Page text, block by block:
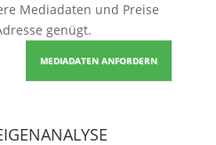
Mediadaten und Preise
genügt.
MEDIADATEN ANFORDERN